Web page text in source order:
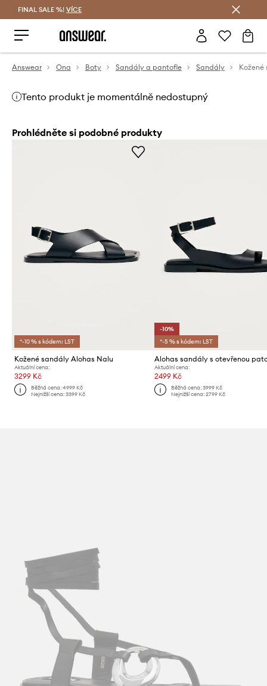
FINAL SALE %! VÍCE
Answear Ona Boty Sandály a pantofle Sandály
Tento produkt je momentálně nedostupný
Prohlédněte si podobné produkty
*-10 % s kódem: LST
Kožené sandály Alohas Nalu
Aktuální cena:
3299 Kč
Běžná cena:4999 Kč
Nejnižší cena:3399 Kč
-10%
*-5 % s kódem: LST
Aktuální cena:
2499 Kč
Běžná cena: 3999 Kč
Nejnižší cena: 2799 Kč